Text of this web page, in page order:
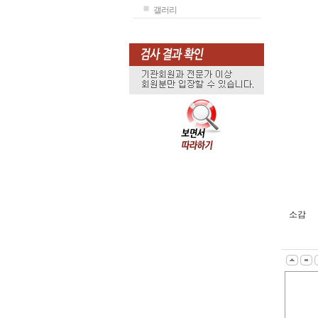
갤러리
소감